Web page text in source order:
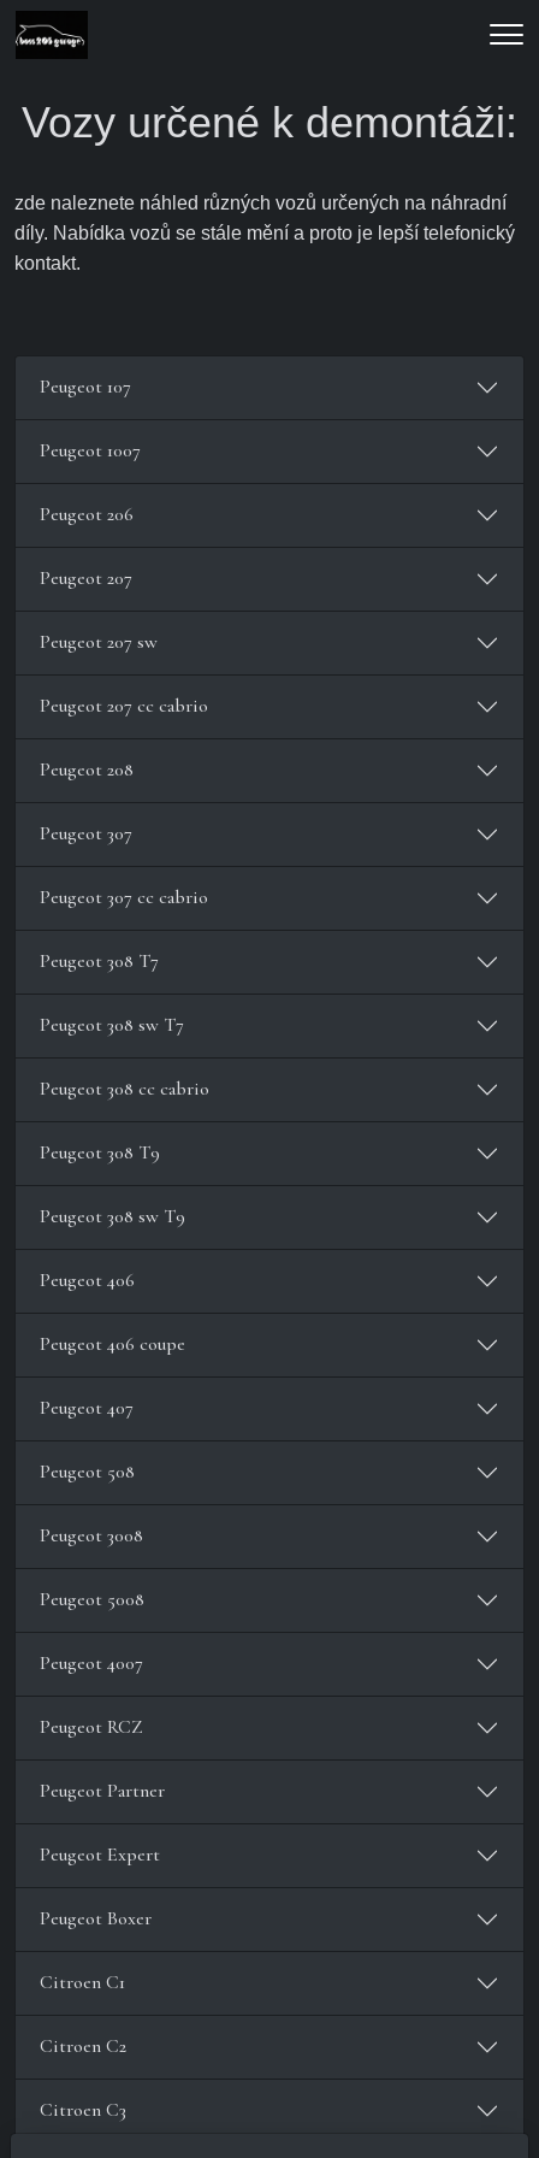
Vozy určené k demontáži:
zde naleznete náhled různých vozů určených na náhradní
díly. Nabídka vozů se stále mění a proto je lepší telefonický
kontakt.
Peugeot 107
Peugeot 1007
Peugeot 206
Peugeot 207
Peugeot 207 sw
Peugeot 207 cc cabrio
Peugeot 208
Peugeot 307
Peugeot 307 cc cabrio
Peugeot 308 T7
Peugeot 308 sw T7
Peugeot 308 cc cabrio
Peugeot 308 T9
Peugeot 308 sw T9
Peugeot 406
Peugeot 406 coupe
Peugeot 407
Peugeot 508
Peugeot 3008
Peugeot 5008
Peugeot 4007
Peugeot RCZ
Peugeot Partner
Peugeot Expert
Peugeot Boxer
Citroen C1
Citroen C2
Citroen C3